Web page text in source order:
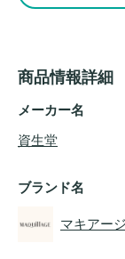
商品情報詳細
メーカー名
資生堂
ブランド名
マキアー